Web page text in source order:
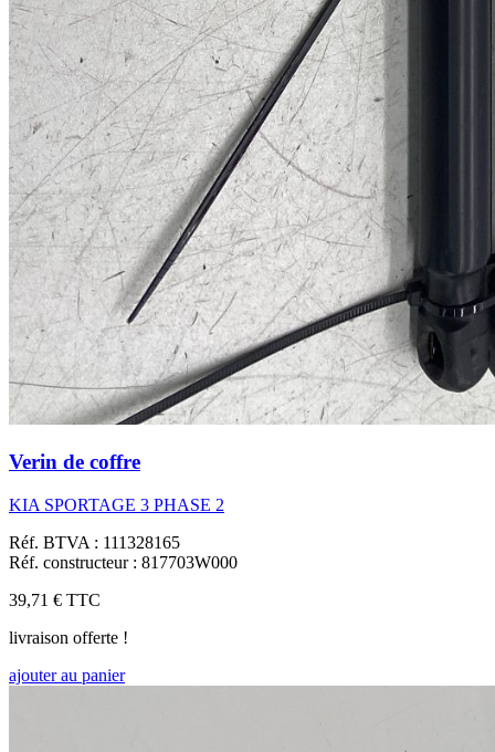
Verin de coffre
KIA SPORTAGE 3 PHASE 2
Réf. BTVA : 111328165
Réf. constructeur : 817703W000
39,71 € TTC
livraison offerte !
ajouter au panier